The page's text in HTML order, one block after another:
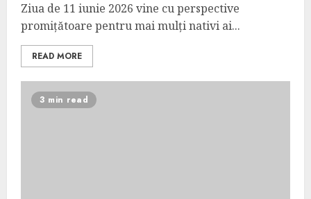
Ziua de 11 iunie 2026 vine cu perspective
promițătoare pentru mai mulți nativi ai...
READ MORE
3 min read